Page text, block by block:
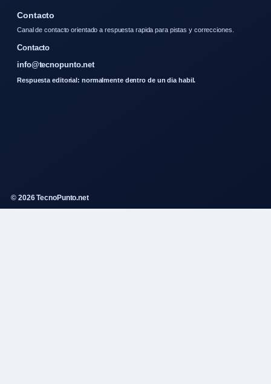
Contacto
Canal de contacto orientado a respuesta rapida para pistas y correcciones.
Contacto
info@tecnopunto.net
Respuesta editorial: normalmente dentro de un dia habil.
© 2026 TecnoPunto.net